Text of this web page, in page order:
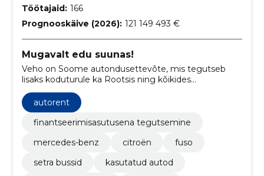
Töötajaid: 166
Prognooskäive (2026): 121 149 493 €
Mugavalt edu suunas!
Veho on Soome autondusettevõte, mis tegutseb
lisaks koduturule ka Rootsis ning kõikides
Baltimaades. Lisaks kõrgklassilistele autodele,
tahame me pakkuda ka uudseid lahendusi ja
professionaalset teenindust.
autorent
finantseerimisasutusena tegutsemine
mercedes-benz
citroën
fuso
setra bussid
kasutatud autod